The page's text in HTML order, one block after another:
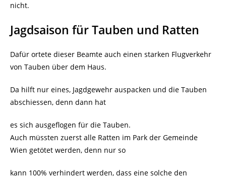
nicht.
Jagdsaison für Tauben und Ratten
Dafür ortete dieser Beamte auch einen starken Flugverkehr
von Tauben über dem Haus.
Da hilft nur eines, Jagdgewehr auspacken und die Tauben
abschiessen, denn dann hat
es sich ausgeflogen für die Tauben.
Auch müssten zuerst alle Ratten im Park der Gemeinde
Wien getötet werden, denn nur so
kann 100% verhindert werden, dass eine solche den